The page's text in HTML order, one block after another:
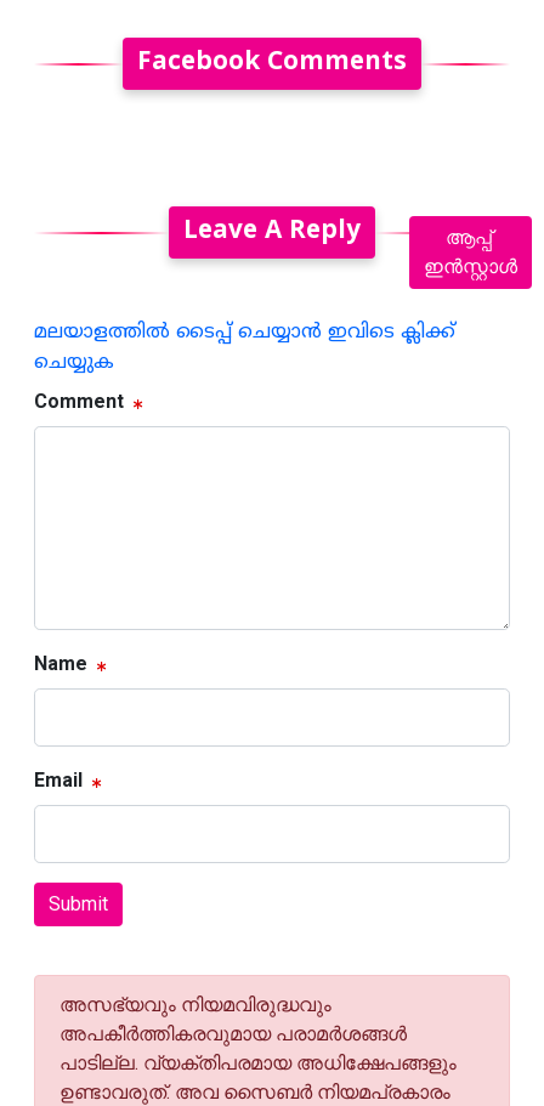
Facebook Comments
Leave A Reply
മലയാളത്തില്‍ ടൈപ്പ് ചെയ്യാന്‍ ഇവിടെ ക്ലിക്ക്
ചെയ്യുക
Comment
Name
Email
Submit
അസഭ്യവും നിയമവിരുദ്ധവും
അപകീര്‍ത്തികരവുമായ പരാമര്‍ശങ്ങള്‍
പാടില്ല. വ്യക്തിപരമായ അധിക്ഷേപങ്ങളും
ഉണ്ടാവരുത്. അവ സൈബര്‍ നിയമപ്രകാരം
ആപ്പ്
ഇൻസ്റ്റാൾ